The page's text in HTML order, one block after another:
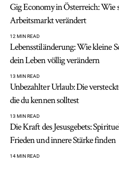
Gig Economy in Österreich: Wie
Arbeitsmarkt verändert
12 MIN READ
Lebensstiländerung: Wie kleine
dein Leben völlig verändern
13 MIN READ
Unbezahlter Urlaub: Die
die du kennen solltest
13 MIN READ
Die Kraft des Jesusgebets:
Frieden und innere Stärke finden
14 MIN READ